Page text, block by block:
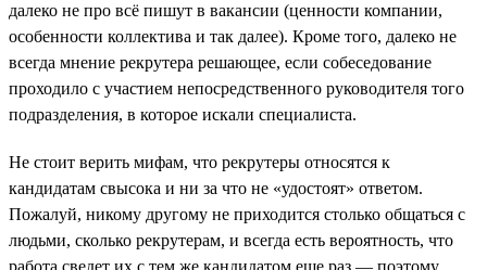
далеко не про всё пишут в вакансии (ценности компании,
особенности коллектива и так далее). Кроме того, далеко не
всегда мнение рекрутера решающее, если собеседование
проходило с участием непосредственного руководителя того
подразделения, в которое искали специалиста.
Не стоит верить мифам, что рекрутеры относятся к
кандидатам свысока и ни за что не «удостоят» ответом.
Пожалуй, никому другому не приходится столько общаться с
людьми, сколько рекрутерам, и всегда есть вероятность, что
работа сведет их с тем же кандидатом еще раз — поэтому